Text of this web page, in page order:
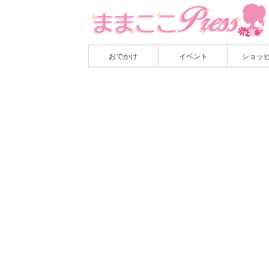
おでかけ イベント ショッ